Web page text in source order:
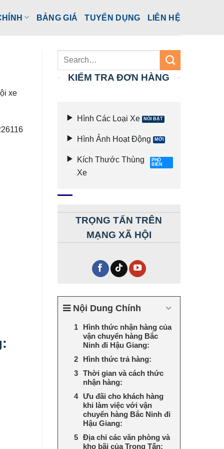
BẢNG GIÁ TUYỂN DỤNG LIÊN HỆ
xe
KIỂM TRA ĐƠN HÀNG
Hình Các Loại Xe
Hình Ảnh Hoạt Động
Kích Thước Thùng
Xe
TRỌNG TẤN TRÊN
MẠNG XÃ HỘI
Nội Dung Chính
Hình thức nhận hàng của
vận chuyển hàng Bắc
Ninh đi Hậu Giang:
Hình thức trả hàng:
Thời gian và cách thức
nhận hàng:
Ưu đãi cho khách hàng
khi làm việc với vận
chuyển hàng Bắc Ninh đi
Hậu Giang:
Địa chỉ các văn phòng và
kho bãi của Trọng Tấn: